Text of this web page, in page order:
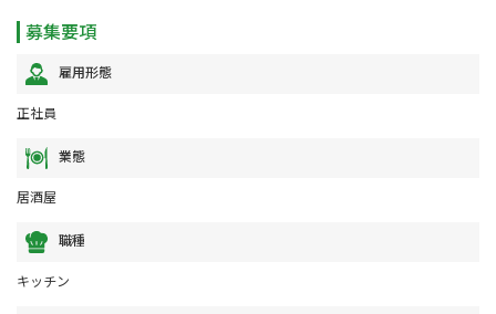
募集要項
雇用形態
正社員
業態
居酒屋
職種
キッチン